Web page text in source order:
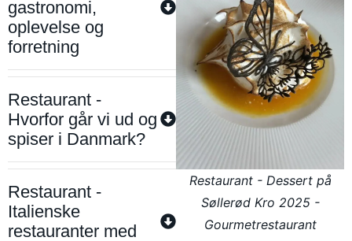
gastronomi,
oplevelse og
forretning
Restaurant -
Hvorfor går vi ud og
spiser i Danmark?
Restaurant -
Italienske
restauranter med
Restaurant - Dessert på
Søllerød Kro 2025 -
Gourmetrestaurant